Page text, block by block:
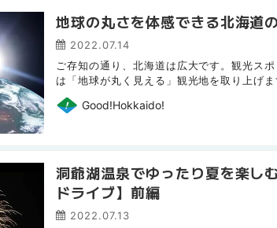
地球の丸さを体感できる北海道
2022.07.14
ご存知の通り、北海道は広大です。観光ス
は「地球が丸く見える」観光地を取り上げ
目の錯覚だなど諸説ありますが、実際にそ
Good!Hokkaido!
洞爺湖温泉でゆったり夏を楽し
ドライブ】前編
2022.07.13